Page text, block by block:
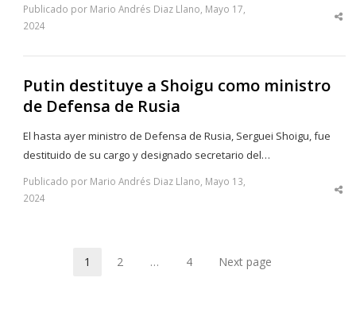
Publicado por Mario Andrés Diaz Llano, Mayo 17,
2024
Putin destituye a Shoigu como ministro
de Defensa de Rusia
El hasta ayer ministro de Defensa de Rusia, Serguei Shoigu, fue
destituido de su cargo y designado secretario del…
Publicado por Mario Andrés Diaz Llano, Mayo 13,
2024
Page
1 Page
2 … Page
4 Next page